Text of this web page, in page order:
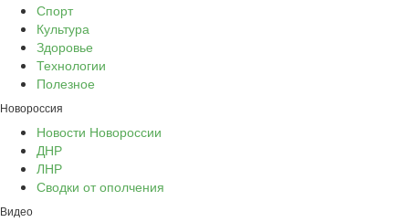
Спорт
Культура
Здоровье
Технологии
Полезное
Новороссия
Новости Новороссии
ДНР
ЛНР
Сводки от ополчения
Видео